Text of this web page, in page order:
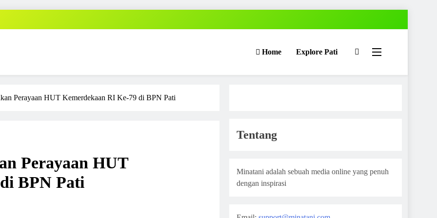
Home Explore Pati
Perayaan HUT Kemerdekaan RI Ke-79 di BPN Pati
Perayaan HUT
BPN Pati
Tentang
Minatani adalah sebuah media online yang penuh
dengan inspirasi